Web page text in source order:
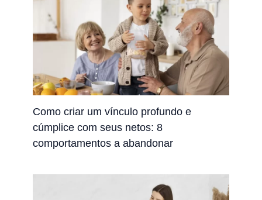
Como criar um vínculo profundo e
cúmplice com seus netos: 8
comportamentos a abandonar